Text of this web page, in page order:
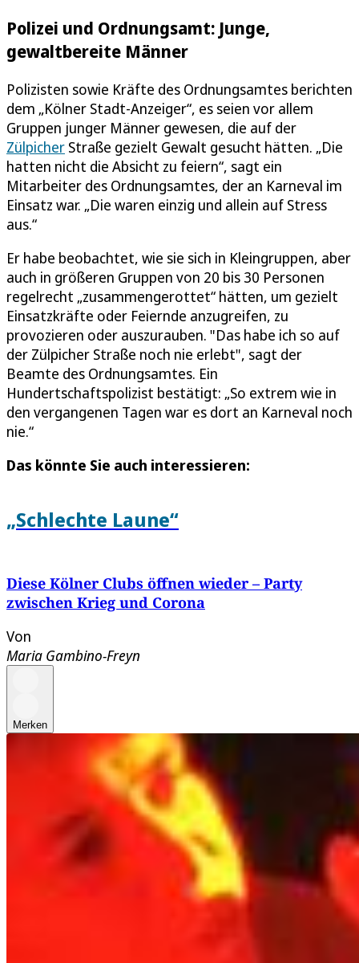
Polizei und Ordnungsamt: Junge,
gewaltbereite Männer
Polizisten sowie Kräfte des Ordnungsamtes berichten
dem „Kölner Stadt-Anzeiger“, es seien vor allem
Gruppen junger Männer gewesen, die auf der
Zülpicher Straße gezielt Gewalt gesucht hätten. „Die
hatten nicht die Absicht zu feiern“, sagt ein
Mitarbeiter des Ordnungsamtes, der an Karneval im
Einsatz war. „Die waren einzig und allein auf Stress
aus.“
Er habe beobachtet, wie sie sich in Kleingruppen, aber
auch in größeren Gruppen von 20 bis 30 Personen
regelrecht „zusammengerottet“ hätten, um gezielt
Einsatzkräfte oder Feiernde anzugreifen, zu
provozieren oder auszurauben. "Das habe ich so auf
der Zülpicher Straße noch nie erlebt", sagt der
Beamte des Ordnungsamtes. Ein
Hundertschaftspolizist bestätigt: „So extrem wie in
den vergangenen Tagen war es dort an Karneval noch
nie.“
Das könnte Sie auch interessieren:
„Schlechte Laune“
Diese Kölner Clubs öffnen wieder – Party
zwischen Krieg und Corona
Von
Maria Gambino-Freyn
Merken